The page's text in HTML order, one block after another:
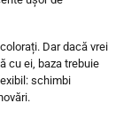
Dar dacă vrei
cu ei, baza trebuie
schimbi